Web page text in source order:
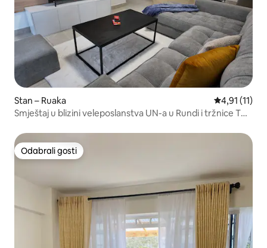
Stan – Ruaka Prosječna
4,91 (11)
Smještaj u blizini veleposlanstva UN-a u Rundi i tržnice Two
Odabrali gosti
Odabrali gosti